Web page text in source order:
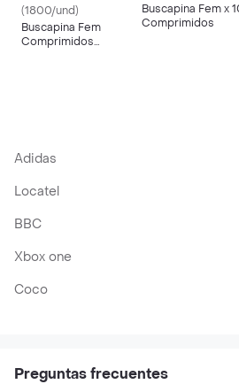
(1800/und)
Buscapina Fem
Comprimidos
Buscapina Fem x
Comprimidos
Adidas
Locatel
BBC
Xbox one
Coco
Preguntas frecuentes